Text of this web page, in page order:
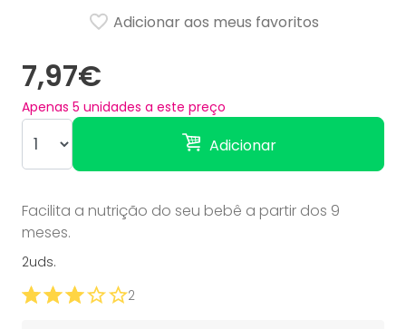
7,97€
Apenas 5 unidades a este preço
Adicionar
Adicionar aos meus favoritos
Facilita a nutrição do seu bebê a partir dos 9
meses.
2uds.
2